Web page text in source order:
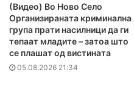
(Видео) Во Ново Село
Организираната криминална
група прати насилници да ги
тепаат младите – затоа што
се плашат од вистината
05.08.2026 21:34